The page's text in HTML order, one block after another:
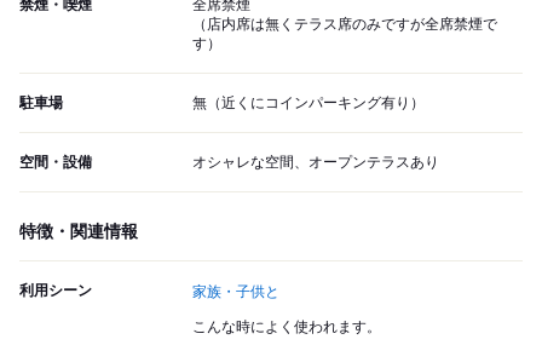
禁煙・喫煙
全席禁煙
（店内席は無くテラス席のみですが全席禁煙で
す）
駐車場 無（近くにコインパーキング有り）
空間・設備 オシャレな空間、オープンテラスあり
特徴・関連情報
利用シーン 家族・子供と
こんな時によく使われます。